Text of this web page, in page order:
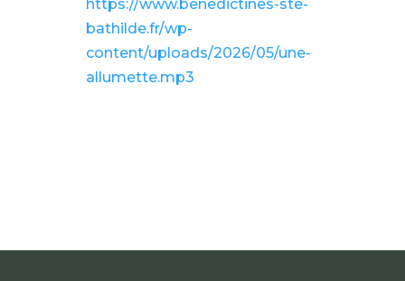
https://www.benedictines-ste-
bathilde.fr/wp-
content/uploads/2026/05/une-
allumette.mp3